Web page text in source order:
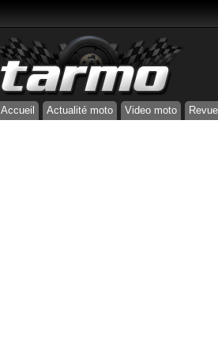
Accueil Actualité moto Video moto